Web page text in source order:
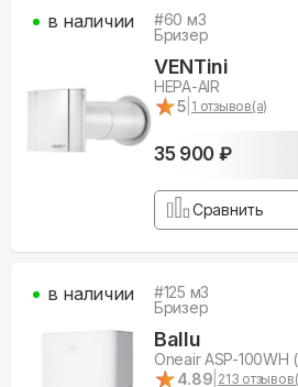
#60 м3
Бризер
VENTini
HEPA-AIR
★
★5 1 отзывов(а)
35 900 ₽
в наличии
Сравнить
#125 м3
Бризер
Ballu
Oneair ASP-
★
★4.89 213
в наличии